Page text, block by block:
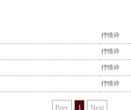
抒情诗
抒情诗
抒情诗
抒情诗
Prev 1 Next